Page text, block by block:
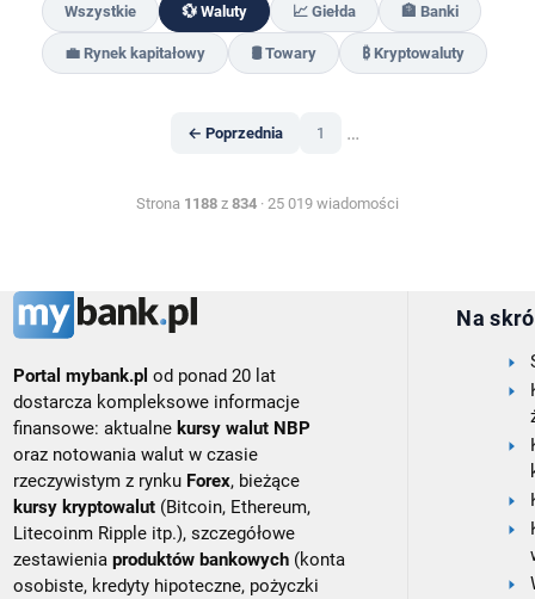
Wszystkie 💱 Waluty 📈 Giełda 🏦 Banki
💼 Rynek kapitałowy 🛢️ Towary ₿ Kryptowaluty
← Poprzednia 1 …
Strona 1188 z 834 · 25 019 wiadomości
Portal mybank.pl od ponad 20 lat
dostarcza kompleksowe informacje
finansowe: aktualne kursy walut NBP
oraz notowania walut w czasie
rzeczywistym z rynku Forex, bieżące
kursy kryptowalut (Bitcoin, Ethereum,
Litecoinm Ripple itp.), szczegółowe
zestawieniaproduktów bankowych (konta
osobiste, kredyty hipoteczne, pożyczki
Na